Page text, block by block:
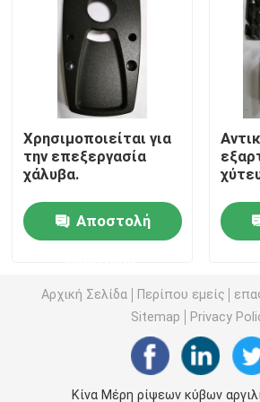
Μέρη υλικού ακρίβειας
Μέρη ρίψεων κύβων
Φόρμα ρίψεων κύβων
Εξαρτήματα από καουτσούκ
Πλαστικά ιατρικά μέρη
Χρησιμοποιείται για
την επεξεργασία
χάλυβα.
Αποστολή
Αρχική Σελίδα Περίπου εμείς
Sitemap
Privacy
Κίνα Μέρη ρίψεων κύβων